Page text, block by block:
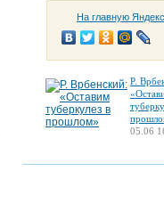
На главную
Р.
05.06